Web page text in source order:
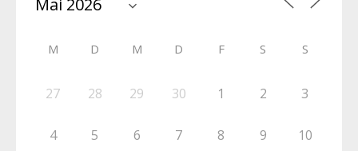
M D M D F S S
27 28 29 30 1 2 3
4 5 6 7 8 9 10